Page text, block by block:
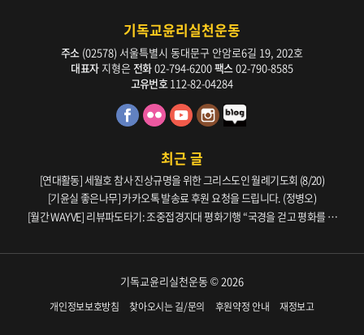
기독교윤리실천운동
주소 (02578) 서울특별시 동대문구 안암로6길 19, 202호
대표자지형은 전화02-794-6200팩스 02-790-8585
고유번호 112-82-04284
최근 글
[연대활동] 세월호 참사 진상규명을 위한 그리스도인 월례기도회 (8/20)
[기윤실 좋은나무] 카카오톡 발송료 후원 요청을 드립니다. (정병오)
[월간 WAYVE] 리뷰파도타기: 조중접경지대 평화기행 “국경을 걷고 평화를 생
기독교윤리실천운동 © 2026
개인정보보호방침 찾아오시는 길/문의 후원약정 안내 재정보고